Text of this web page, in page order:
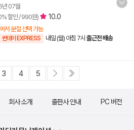
07월
할인 / 990원) 10.0
서 분철 선택 가능
썬데이 EXPRESS 내일 (월) 아침 7시 출근전 배송
3 4 5
회사 소개 출판사 안내 PC 버전